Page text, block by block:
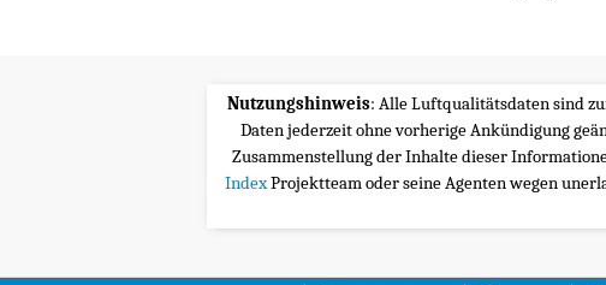
Nutzungshinweis: Alle Luftqualitätsdaten sind
Daten jederzeit ohne vorherige Ankündigung
Zusammenstellung der Inhalte dieser
IndexProjektteam oder seine Agenten wegen